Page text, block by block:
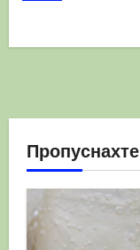
Пропуснахте